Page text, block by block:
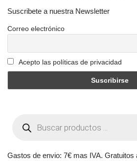
Suscribete a nuestra Newsletter
Correo electrónico
Acepto las políticas de privacidad
Gastos de envio: 7€ mas IVA. Gratuitos